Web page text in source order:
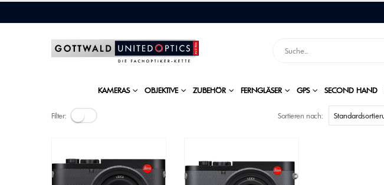
KAMERAS OBJEKTIVE ZUBEHÖR FERNGLÄSER GPS SECOND HAND
Filter: Sortieren nach: